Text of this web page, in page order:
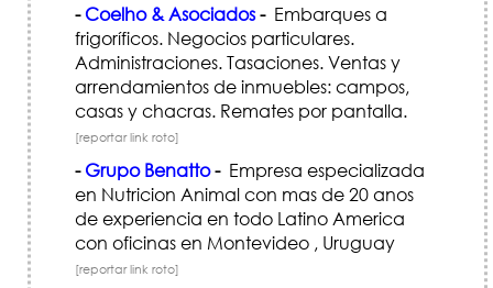
-Coelho & Asociados-Embarques a
frigoríficos. Negocios particulares.
Administraciones. Tasaciones. Ventas y
arrendamientos de inmuebles: campos,
casas y chacras. Remates por pantalla.
[reportar link roto]
- Grupo Benatto-Empresa especializada
en Nutricion Animal con mas de 20 anos
de experiencia en todo Latino America
con oficinas en Montevideo , Uruguay
[reportar link roto]